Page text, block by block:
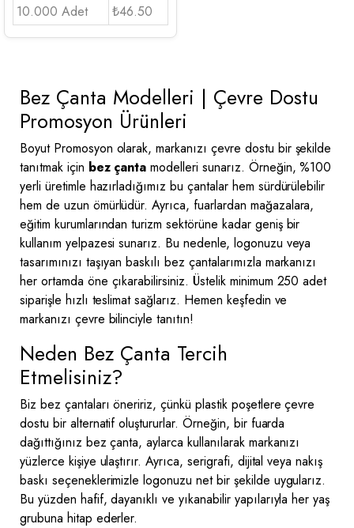
10.000 Adet
₺46.50
Bez Çanta Modelleri | Çevre Dostu
Promosyon Ürünleri
Boyut Promosyon olarak, markanızı çevre dostu bir şekilde
tanıtmak için bez çanta modelleri sunarız. Örneğin, %100
yerli üretimle hazırladığımız bu çantalar hem sürdürülebilir
hem de uzun ömürlüdür. Ayrıca, fuarlardan mağazalara,
eğitim kurumlarından turizm sektörüne kadar geniş bir
kullanım yelpazesi sunarız. Bu nedenle, logonuzu veya
tasarımınızı taşıyan baskılı bez çantalarımızla markanızı
her ortamda öne çıkarabilirsiniz. Üstelik minimum 250 adet
siparişle hızlı teslimat sağlarız. Hemen keşfedin ve
markanızı çevre bilinciyle tanıtın!
Neden Bez Çanta Tercih
Etmelisiniz?
Biz bez çantaları öneririz, çünkü plastik poşetlere çevre
dostu bir alternatif oluştururlar. Örneğin, bir fuarda
dağıttığınız bez çanta, aylarca kullanılarak markanızı
yüzlerce kişiye ulaştırır. Ayrıca, serigrafi, dijital veya nakış
baskı seçeneklerimizle logonuzu net bir şekilde uygularız.
Bu yüzden hafif, dayanıklı ve yıkanabilir yapılarıyla her yaş
grubuna hitap ederler.